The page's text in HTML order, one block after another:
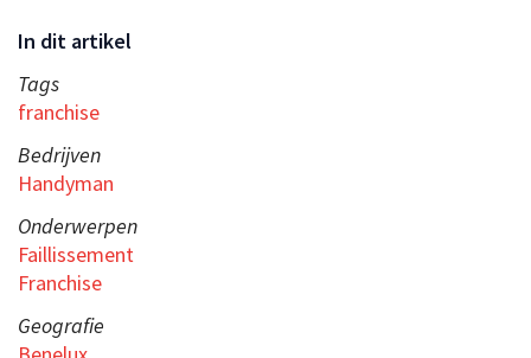
In dit artikel
Tags
franchise
Bedrijven
Handyman
Onderwerpen
Faillissement
Franchise
Geografie